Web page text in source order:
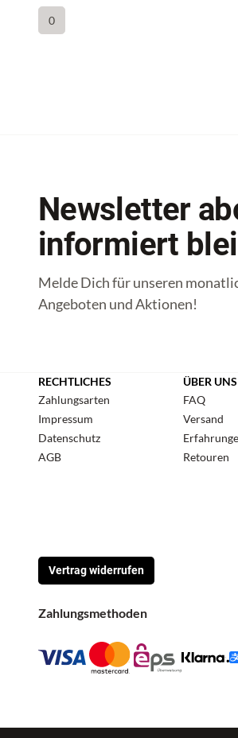
0
Newsletter
informiert
Melde Dich für unseren
Angeboten und Aktionen!
ÜBER UNS
FAQ
Versand
Retouren
Vertrag widerrufen
RECHTLICHES
Zahlungsarten
Impressum
Datenschutz
AGB
Zahlungsmethoden